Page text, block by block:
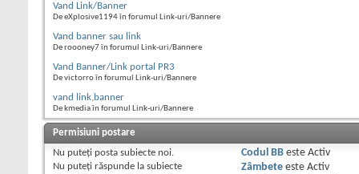
Vand Link/Banner
De eXplosive1194 în forumul Link-uri/Bannere
Vand banner sau link
De roooney7 în forumul Link-uri/Bannere
Vand Banner/Link portal PR3
De victorro în forumul Link-uri/Bannere
vand link,banner
De kmedia în forumul Link-uri/Bannere
Permisiuni postare
Nu puteţi posta subiecte noi.
Nu puteţi răspunde la subiecte
Codul BBeste Activ
Zâmbeteeste Activ